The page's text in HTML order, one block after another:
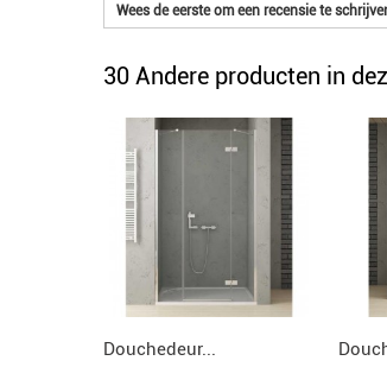
Wees de eerste om een recensie te
30 Andere producten in
Douchedeur...